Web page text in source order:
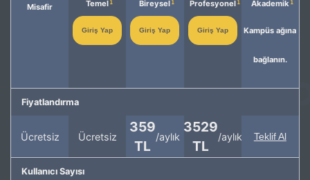
Misafir Temel
Giriş Yap
Bireysel
Giriş Yap
Profesyonel
Giriş Yap
Akademik
Kampüs ağına
bağlanın.
Fiyatlandırma
Ücretsiz Ücretsiz
359
TL
/aylık
3529
TL
/aylık Teklif Al
Kullanıcı Sayısı